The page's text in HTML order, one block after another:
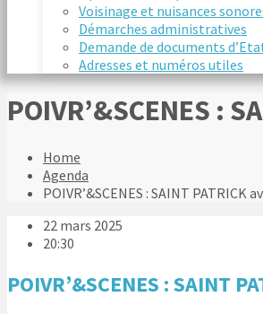
Voisinage et nuisances
Démarches administratives
Demande de documents
Adresses et numéros utiles
POIVR’&SCENES :
Home
Agenda
POIVR’&SCENES : SAINT PATRICK
22 mars 2025
20:30
POIVR’&SCENES : SAINT